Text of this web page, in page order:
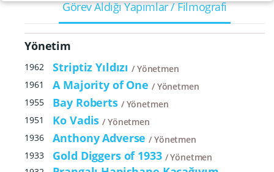
Görev Aldığı Yapımlar / Filmografi
Yönetim
1962 Striptiz Yıldızı
Yönetmen
1961
A Majority of One Yönetmen
1955
Bay Roberts Yönetmen
1951
Ko Vadis
Yönetmen
1936
Anthony Adverse
Yönetmen
1933
Gold Diggers of 1933 Yönetmen